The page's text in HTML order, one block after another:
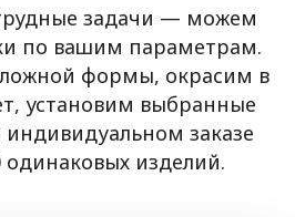
задачи — можем
по вашим параметрам.
формы, окрасим в
установим выбранные
заказе
одинаковых изделий.